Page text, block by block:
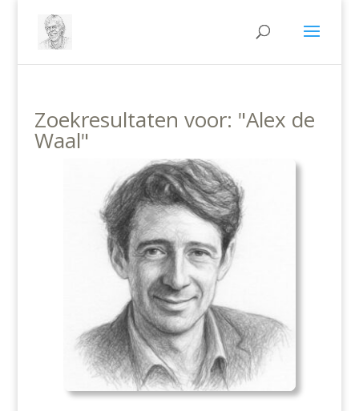
Zoekresultaten voor: "Alex de
Waal"